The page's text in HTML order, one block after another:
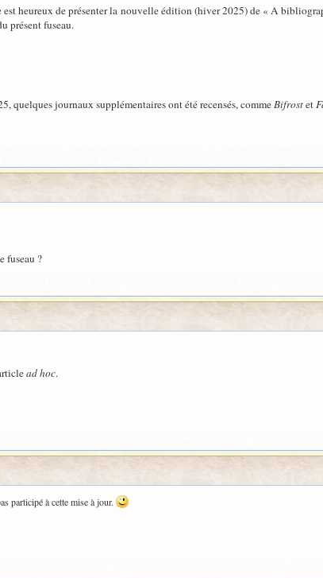
heureux de présenter la nouvelle édition (hiver 2025) de « A
présent fuseau.
quelques journaux supplémentaires ont été recensés, commeBifrostet
fuseau ?
ad hoc.
participé à cette mise à jour.